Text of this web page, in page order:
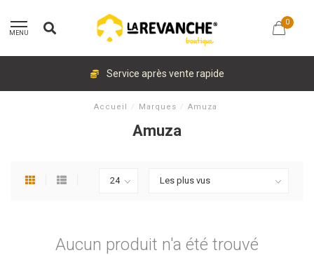
MENU
0
Service après vente rapide
Accueil / Marques / Amuza
Amuza
Aucun produit n'a été trouvé